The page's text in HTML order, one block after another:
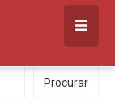
Procurar